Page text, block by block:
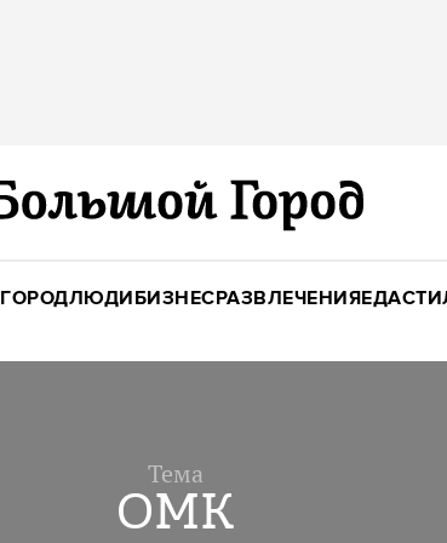
ГОРОДЛЮДИБИЗНЕСРАЗВЛЕЧЕНИЯЕДА
Тема
ОМК